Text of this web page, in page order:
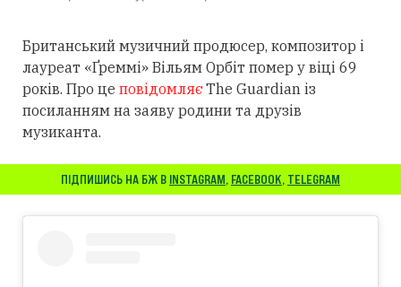
Британський музичний продюсер, композитор і
лауреат «Ґреммі» Вільям Орбіт помер у віці 69
років. Про це повідомляєThe Guardian із
посиланням на заяву родини та друзів
музиканта.
ПІДПИШИСЬ НА БЖ В INSTAGRAM, FACEBOOK, TELEGRAM